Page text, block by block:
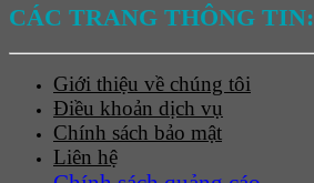
CÁC TRANG THÔNG TIN:
Giới thiệu về chúng tôi
Điều khoản dịch vụ
Chính sách bảo mật
Liên hệ